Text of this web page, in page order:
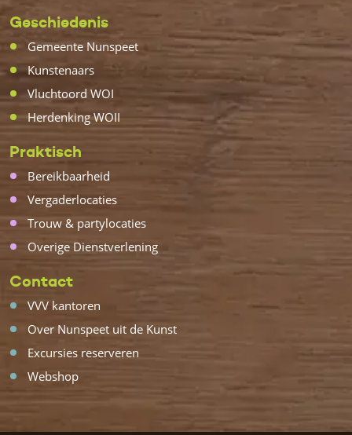
Geschiedenis
Gemeente Nunspeet
Kunstenaars
Vluchtoord WOI
Herdenking WOII
Praktisch
Bereikbaarheid
Vergaderlocaties
Trouw & partylocaties
Overige Dienstverlening
Contact
VVV kantoren
Over Nunspeet uit de Kunst
Excursies reserveren
Webshop